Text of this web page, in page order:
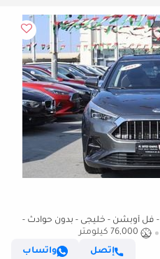
جاك J7 LUXURY جاك J7 - موديل 2023 - فل أوبشن - خليجى - بدون حوادث -
76,000 كيلومتر
إتصل
واتساب